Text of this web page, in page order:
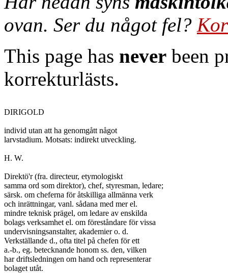
ovan. Ser du något fel?
This page has never been
korrekturlästs.
DIRIGOLD
individ utan att ha genomgått något
larvstadium. Motsats: indirekt utveckling.
H. W.
Direktö'r (fra. directeur, etymologiskt
samma ord som direktor), chef, styresman, ledare;
särsk. om cheferna för åtskilliga allmänna verk
och inrättningar, vanl. sådana med mer el.
mindre teknisk prägel, om ledare av enskilda
bolags verksamhet el. om föreståndare för vissa
undervisningsanstalter, akademier o. d.
Verkställande d., ofta titel på chefen för ett
a.-b., eg. betecknande honom ss. den, vilken
har driftsledningen om hand och representerar
bolaget utåt.